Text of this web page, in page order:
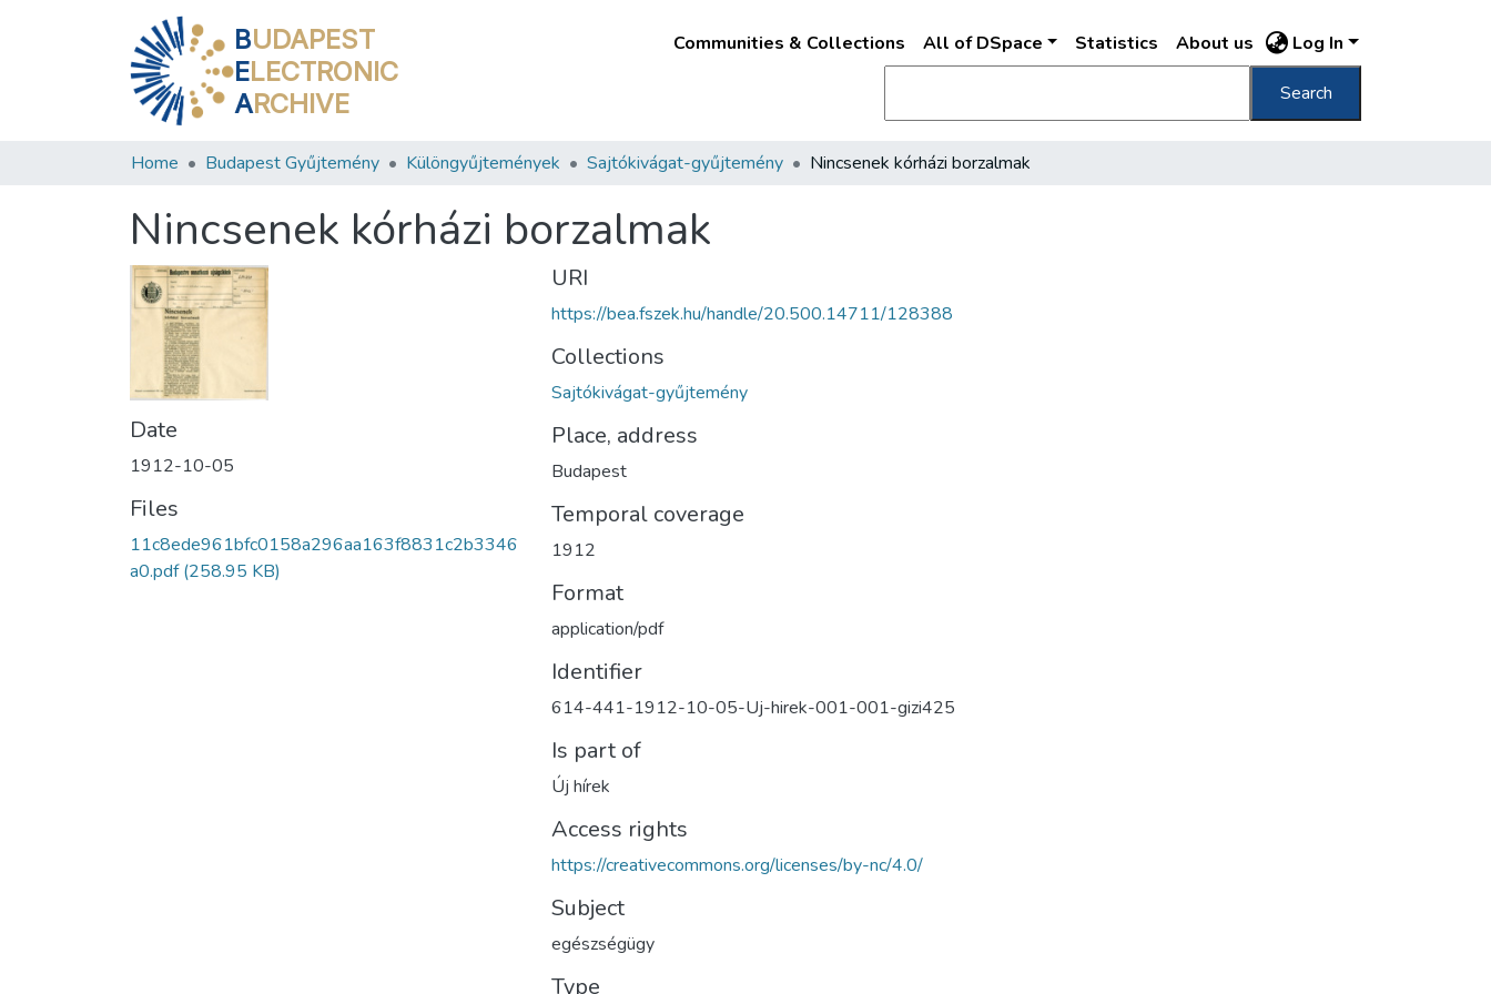
BUDAPEST
ELECTRONIC
ARCHIVE
Communities & Collections All of DSpace Statistics About us Log In
Search
Home Budapest Gyűjtemény Különgyűjtemények Sajtókivágat-gyűjtemény Nincsenek kórházi borzalmak
Nincsenek kórházi borzalmak
Date
1912-10-05
Files
11c8ede961bfc0158a296aa163f8831c2b3346
a0.pdf(258.95 KB)
URI
https://bea.fszek.hu/handle/20.500.14711/128388
Collections
Sajtókivágat-gyűjtemény
Place, address
Budapest
Temporal coverage
1912
Format
application/pdf
Identifier
614-441-1912-10-05-Uj-hirek-001-001-gizi425
Is part of
Új hírek
Access rights
https://creativecommons.org/licenses/by-nc/4.0/
Subject
egészségügy
Type